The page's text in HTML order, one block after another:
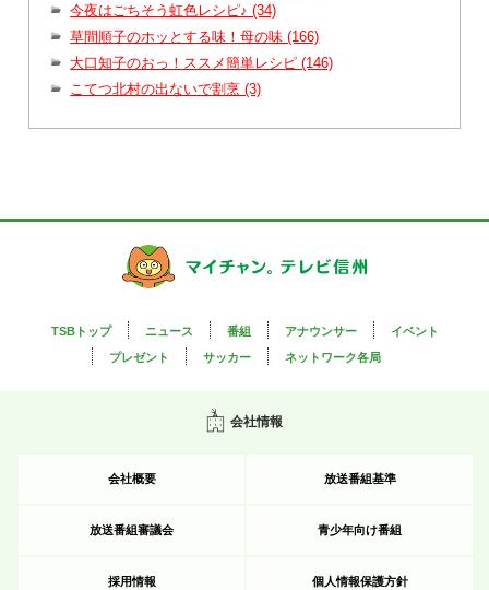
今夜はごちそう虹色レシピ♪ (34)
草間順子のホッとする味！母の味 (166)
大口知子のおっ！ススメ簡単レシピ (146)
こてつ北村の出ないで割烹 (3)
TSBトップ ニュース 番組 アナウンサー
イベント
プレゼント
サッカー ネットワーク各局
会社情報
会社概要 放送番組基準
放送番組審議会 青少年向け番組
採用情報 個人情報保護方針